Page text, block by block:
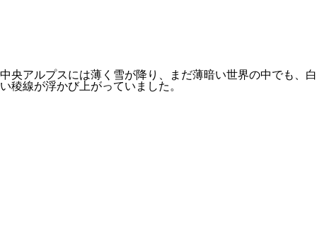
中央アルプスには薄く雪が降り、まだ薄暗い世界の中でも、白
い稜線が浮かび上がっていました。